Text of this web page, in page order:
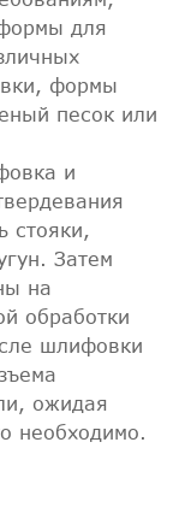
для
формы
песок или
и
стояки,
Затем
на
обработки
шлифовки
ожидая
необходимо.